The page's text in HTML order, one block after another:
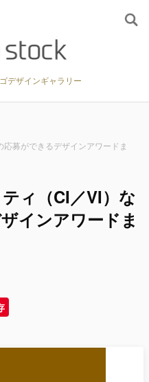
デザインギャラリー
募ができるデザインアワードま
ィ（CI／VI）な
インアワードま